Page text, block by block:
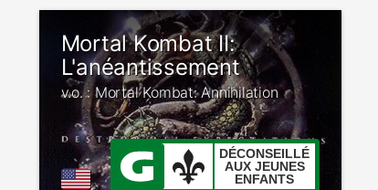
Mortal Kombat II:
L'anéantissement
v.o. : Mortal Kombat: Annihilation
DÉCONSEILLÉ
AUX JEUNES
ENFANTS